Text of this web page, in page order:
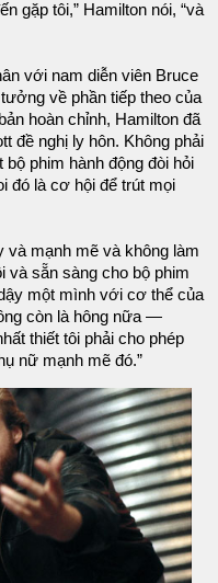
gặp tôi,” Hamilton nói, “và
với nam diễn viên Bruce
về phần tiếp theo của
hoàn chỉnh, Hamilton đã
đề nghị ly hôn. Không phải
phim hành động đòi hỏi
đó là cơ hội để trút mọi
và mạnh mẽ và không làm
và sẵn sàng cho bộ phim
một mình với cơ thể của
còn là hông nữa —
thiết tôi phải cho phép
nữ mạnh mẽ đó.”